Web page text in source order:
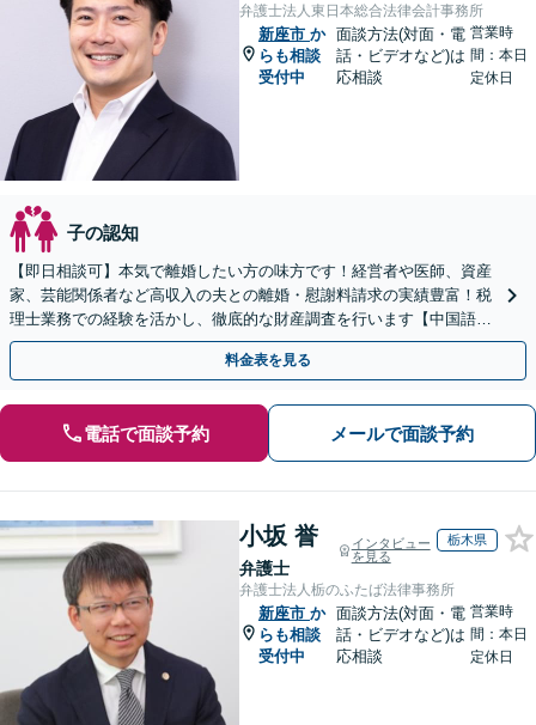
弁護士法人東日本総合法律会計事務所
新座市 か
らも相談
受付中
面談方法(対面・電
話・ビデオなど)は
応相談
営業時
間：本日
定休日
子の認知
【即日相談可】本気で離婚したい方の味方です！経営者や医師、資産
家、芸能関係者など高収入の夫との離婚・慰謝料請求の実績豊富！税
理士業務での経験を活かし、徹底的な財産調査を行います【中国語対
応可】
料金表を見る
電話で面談予約 メールで面談予約
小坂 誉
弁護士
インタビュー
を見る
栃木県
弁護士法人栃のふたば法律事務所
新座市 か
らも相談
受付中
面談方法(対面・電
話・ビデオなど)は
応相談
営業時
間：本日
定休日